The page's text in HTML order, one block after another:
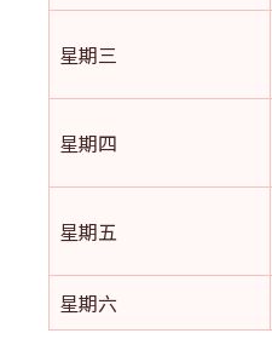
星期三
星期四
星期五
星期六